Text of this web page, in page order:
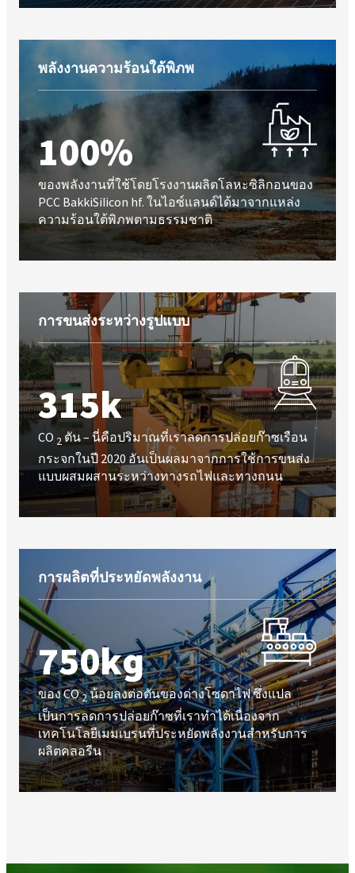
พลังงานความร้อนใต้พิภพ
100%
ของพลังงานที่ใช้โดยโรงงานผลิตโลหะซิลิกอนของ
PCC BakkiSilicon hf. ในไอซ์แลนด์ได้มาจากแหล่ง
ความร้อนใต้พิภพตามธรรมชาติ
การขนส่งระหว่างรูปแบบ
315k
CO 2 ตัน – นี่คือปริมาณที่เราลดการปล่อยก๊าซเรือน
กระจกในปี 2020 อันเป็นผลมาจากการใช้การขนส่ง
แบบผสมผสานระหว่างทางรถไฟและทางถนน
การผลิตที่ประหยัดพลังงาน
750kg
ของ CO2น้อยลงต่อตันของด่างโซดาไฟ ซึ่งแปล
เป็นการลดการปล่อยก๊าซที่เราทำได้เนื่องจาก
เทคโนโลยีเมมเบรนที่ประหยัดพลังงานสำหรับการ
ผลิตคลอรีน